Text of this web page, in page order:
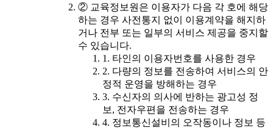
② 교육정보원은 이용자가 다음 각 호에 해당
하는 경우 사전통지 없이 이용계약을 해지하
거나 전부 또는 일부의 서비스 제공을 중지할
수 있습니다.
1. 타인의 이용자번호를 사용한 경우
2. 다량의 정보를 전송하여 서비스의 안
정적 운영을 방해하는 경우
3. 수신자의 의사에 반하는 광고성 정
보, 전자우편을 전송하는 경우
4. 정보통신설비의 오작동이나 정보 등